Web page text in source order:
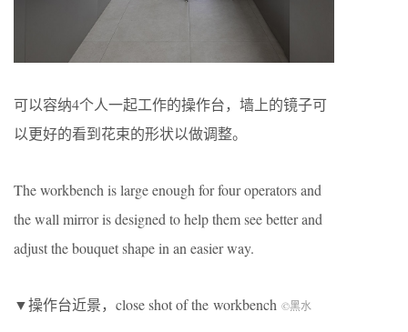
可以容纳4个人一起工作的操作台，墙上的镜子可
以更好的看到花束的形状以做调整。
The workbench is large enough for four operators and
the wall mirror is designed to help them see better and
adjust the bouquet shape in an easier way.
▼操作台近景，close shot of the workbench ©黑水